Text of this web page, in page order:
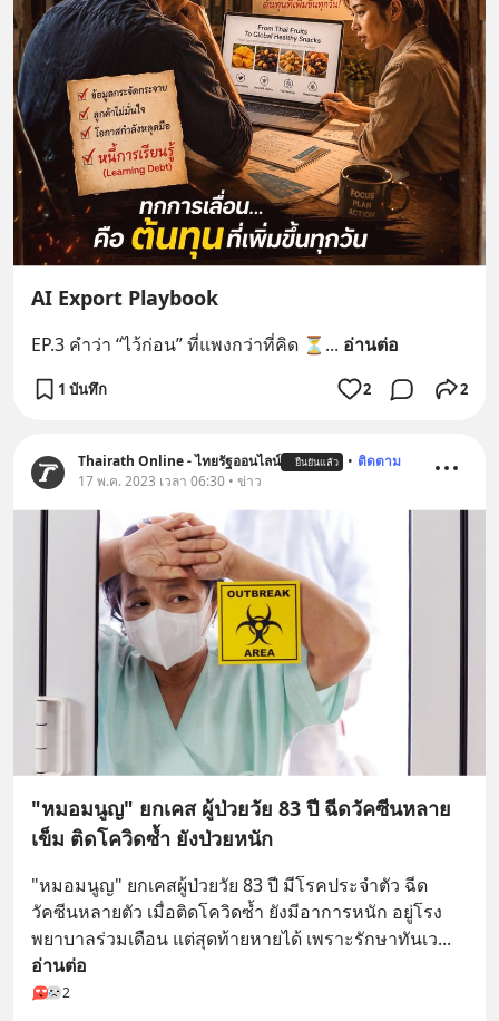
AI Export Playbook
EP.3 คำว่า “ไว้ก่อน” ที่แพงกว่าที่คิด ⏳ ... อ่านต่อ
1 บันทึก 2 2
Thairath Online - ไทยรัฐออนไลน์ ยืนยันแล้ว • ติดตาม
17 พ.ค. 2023 เวลา 06:30 • ข่าว
"หมอมนูญ" ยกเคส ผู้ป่วยวัย 83 ปี ฉีดวัคซีนหลาย
เข็ม ติดโควิดซ้ำ ยังป่วยหนัก
"หมอมนูญ" ยกเคสผู้ป่วยวัย 83 ปี มีโรคประจำตัว ฉีด
วัคซีนหลายตัว เมื่อติดโควิดซ้ำ ยังมีอาการหนัก อยู่โรง
พยาบาลร่วมเดือน แต่สุดท้ายหายได้ เพราะรักษาทันเว
อ่านต่อ
2